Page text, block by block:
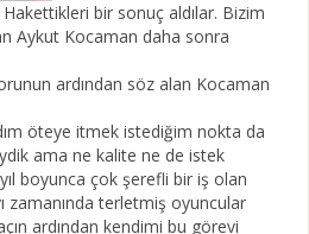
bir sonuç aldılar. Bizim
Aykut Kocaman daha sonra
ardından söz alan Kocaman
öteye itmek istediğim nokta da
ama ne kalite ne de istek
boyunca çok şerefli bir iş olan
zamanında terletmiş oyuncular
ardından kendimi bu görevi